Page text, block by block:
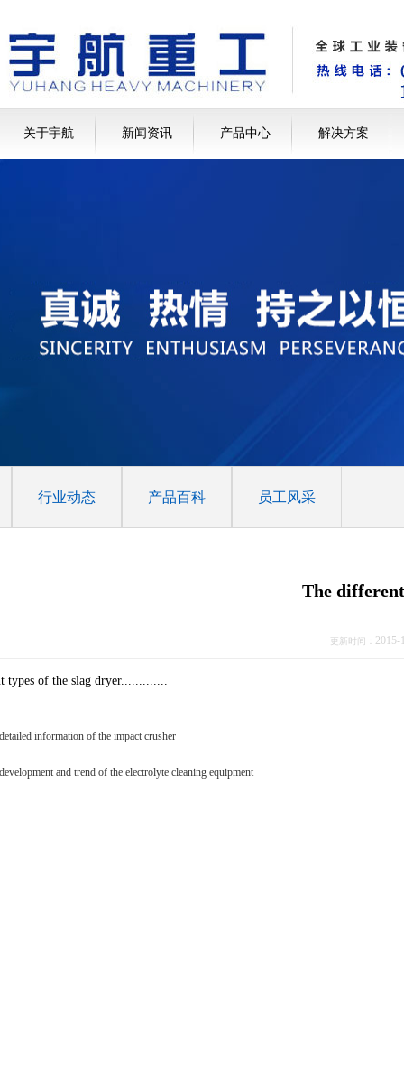
关于宇航 新闻资讯 产品中心 解决方案
行业动态 产品百科 员工风采
The
更新时间：
types of the slag dryer.............
information of the impact crusher
and trend of the electrolyte cleaning equipment